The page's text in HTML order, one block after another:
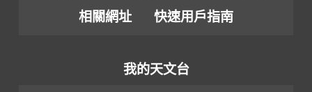
相關網址
快速用戶指南
我的天文台